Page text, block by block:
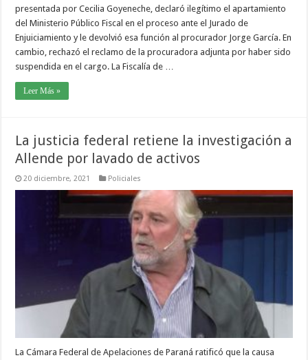
presentada por Cecilia Goyeneche, declaró ilegítimo el apartamiento
del Ministerio Público Fiscal en el proceso ante el Jurado de
Enjuiciamiento y le devolvió esa función al procurador Jorge García. En
cambio, rechazó el reclamo de la procuradora adjunta por haber sido
suspendida en el cargo. La Fiscalía de …
Leer Más »
La justicia federal retiene la investigación a
Allende por lavado de activos
20 diciembre, 2021 Policiales
La Cámara Federal de Apelaciones de Paraná ratificó que la causa